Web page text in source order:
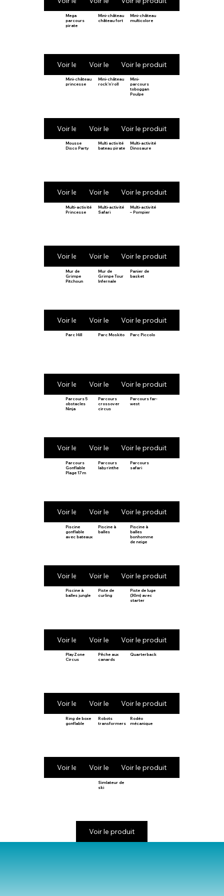
Mega
parcours
pirate
Voir le produit
Mini-château
château fort
Voir le produit
Mini-château
multicolore
Voir le produit
Mini-château
princesse
Voir le produit
Mini-château
rock’n’roll
Voir le produit
Mini-
parcours
toboggan
Poulpe
Voir le produit
Mousse
Disco Party
Voir le produit
Multi activité
bateau pirate
Voir le produit
Multi-activité
Dinosaure
Voir le produit
Multi-activité
Princesse
Voir le produit
Multi-activité
Safari
Voir le produit
Multi-activité
– Pompier
Voir le produit
Mur de
Grimpe
Pitchoun
Voir le produit
Mur de
Grimpe Tour
Infernale
Voir le produit
Panier de
basket
Voir le produit
Parc Hill
Voir le produit
Parc Moskito
Voir le produit
Parc Piccolo
Voir le produit
Parcours 5
obstacles
Ninja
Voir le produit
Parcours
crossover
circus
Voir le produit
Parcours far-
west
Voir le produit
Parcours
Gonflable
Plage 17m
Voir le produit
Parcours
labyrinthe
Voir le produit
Parcours
safari
Voir le produit
Piscine
gonflable
avec bateaux
Voir le produit
Piscine à
balles
Voir le produit
Piscine à
balles
bonhomme
de neige
Voir le produit
Piscine à
balles jungle
Voir le produit
Piste de
curling
Voir le produit
Piste de luge
(30m) avec
starter
Voir le produit
PlayZone
Circus
Voir le produit
Pêche aux
canards
Voir le produit
Quarterback
Voir le produit
Ring de boxe
gonflable
Voir le produit
Robots
transformers
Voir le produit
Rodéo
mécanique
Voir le produit
Simlateur de
ski
Voir le produit